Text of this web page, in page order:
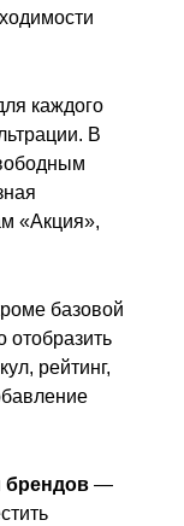
каждого
В
«Акция»,
базовой
рейтинг,
брендов —